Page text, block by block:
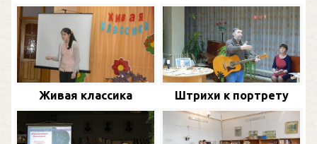
Живая классика Штрихи к портрету